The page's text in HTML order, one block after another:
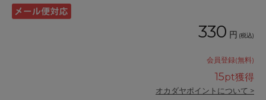
330 円 (税込)
会員登録(無料)
15pt獲得
オカダヤポイントについて >